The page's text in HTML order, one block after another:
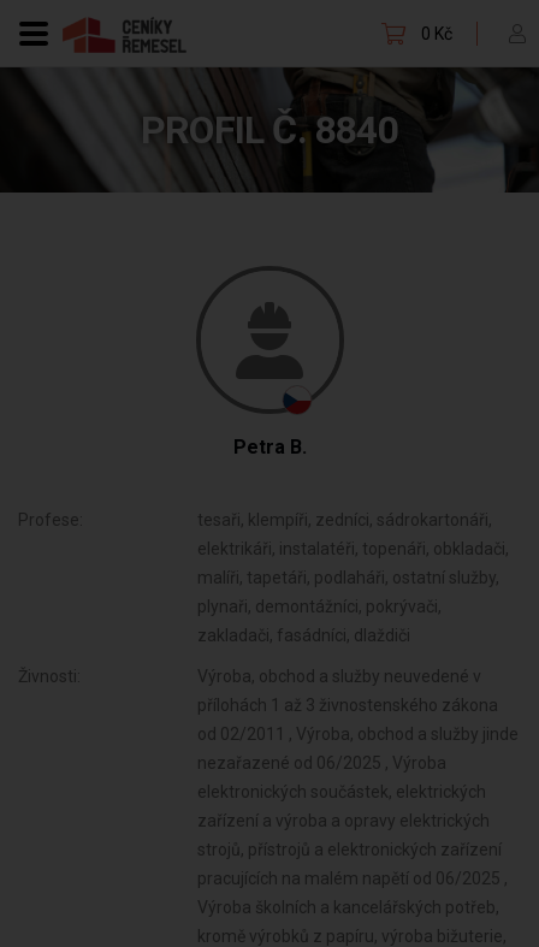
0 Kč
PROFIL Č. 8840
Petra B.
Profese:
tesaři, klempíři, zedníci, sádrokartonáři,
elektrikáři, instalatéři, topenáři, obkladači,
malíři, tapetáři, podlaháři, ostatní služby,
plynaři, demontážníci, pokrývači,
zakladači, fasádníci, dlaždiči
Živnosti:
Výroba, obchod a služby neuvedené v
přílohách 1 až 3 živnostenského zákona
od 02/2011 , Výroba, obchod a služby jinde
nezařazené od 06/2025 , Výroba
elektronických součástek, elektrických
zařízení a výroba a opravy elektrických
strojů, přístrojů a elektronických zařízení
pracujících na malém napětí od 06/2025 ,
Výroba školních a kancelářských potřeb,
kromě výrobků z papíru, výroba bižuterie,